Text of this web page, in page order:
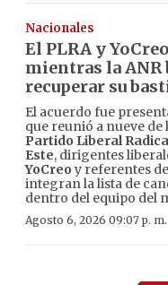
Nacionales
El PLRA y
mientras la ANR
recuperar su
El acuerdo fue
que reunió a nueve de
Partido Liberal
Este, dirigentes
YoCreo y referentes
integran la lista de
dentro del equipo del
Agosto 6, 2026 09:07 p. m.